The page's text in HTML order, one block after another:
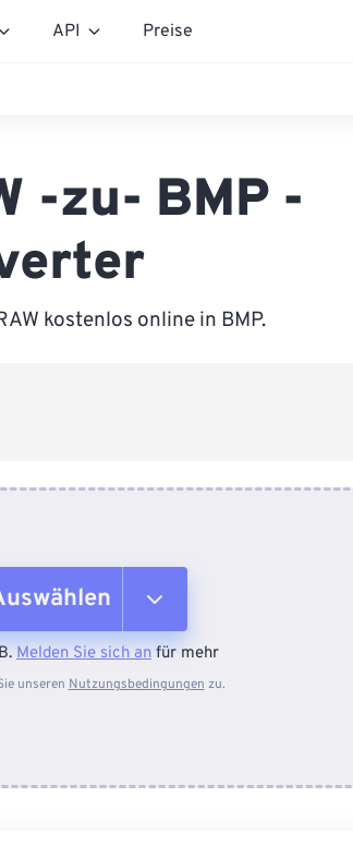
API Preise
-zu- BMP -
kostenlos online in BMP.
Melden Sie sich an für mehr
unseren Nutzungsbedingungen zu.